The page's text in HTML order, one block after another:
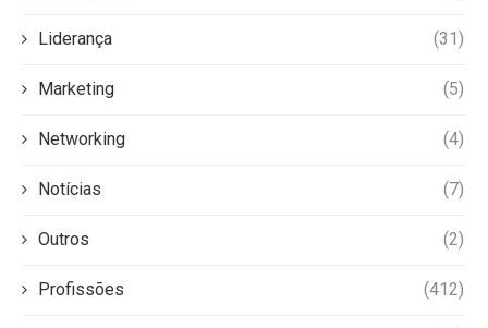
Liderança (31)
Marketing (5)
Networking (4)
Notícias (7)
Outros (2)
Profissões (412)